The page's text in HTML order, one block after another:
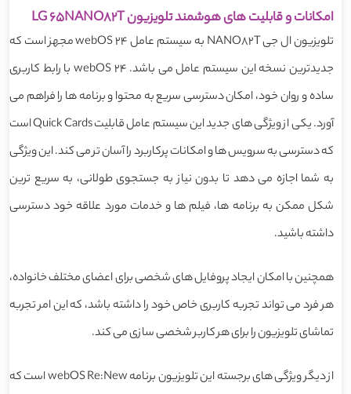
امکانات و قابلیت های هوشمند تلویزیون LG 65NANO82T
تلویزیون ال جی NANO82T به سیستم عامل webOS 24 مجهز است که
جدیدترین نسخه این سیستم عامل می باشد. webOS 24 با رابط کاربری
ساده و روان خود، امکان دسترسی سریع به محتوا و برنامه ها را فراهم می
آورد. یکی از ویژگی های جدید این سیستم عامل قابلیت Quick Cards است
که دسترسی به سرویس ها و امکانات پرکاربرد را آسان تر می کند. این ویژگی
به شما اجازه می دهد تا بدون نیاز به جستجوی طولانی، به سریع ترین
شکل ممکن به برنامه ها، فیلم ها و خدمات مورد علاقه خود دسترسی
داشته باشید.
همچنین با امکان ایجاد پروفایل های شخصی برای اعضای مختلف خانواده،
هر فرد می تواند تجربه کاربری خاص خود را داشته باشد، که این امر تجربه
تماشای تلویزیون را برای هر کاربر شخصی سازی می کند.
از دیگر ویژگی های برجسته این تلویزیون برنامه webOS Re:New است که